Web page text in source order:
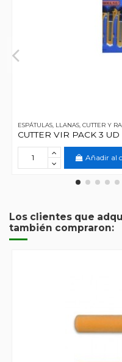
ESPÁTULAS, LLANAS, CUTTER Y
CUTTER VIR PACK 3 UD
Añadir al
Los clientes que
también compraron: